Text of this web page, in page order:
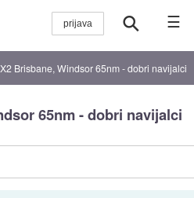
☰
Brisbane, Windsor 65nm - dobri navijalci
65nm - dobri navijalci